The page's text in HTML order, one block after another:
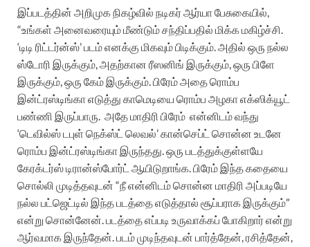
இப்படத்தின் அறிமுக நிகழ்வில் நடிகர் ஆர்யா பேசுகையில்,
“உங்கள் அனைவரையும் மீண்டும் சந்திப்பதில் மிக்க மகிழ்ச்சி.
‘டிடி ரிட்டர்ன்ஸ்’ படம் எனக்கு மிகவும் பிடிக்கும். அதில் ஒரு நல்ல
ஸ்டோரி இருக்கும், அதற்கான ரீஸனிங் இருக்கும், ஒரு பிளே
இருக்கும், ஒரு கேம் இருக்கும். பிரேம் அதை ரொம்ப
இன்ட்ரஸ்டிங்கா எடுத்து காமெடியை ரொம்ப அழகா எக்ஸிக்யூட்
பண்ணி இருப்பாரு. அதே மாதிரி பிரேம் என்னிடம் வந்து
‘டெவில்ஸ் டபுள் நெக்ஸ்ட் லெவல்’ கான்செப்ட் சொன்ன உடனே
ரொம்ப இன்ட்ரஸ்டிங்கா இருந்தது. ஒரு படத்துக்குள்ளயே
கேரக்டர்ஸ் டிரான்ஸ்போர்ட் ஆயிடுறாங்க.பிரேம் இந்த கதையை
சொல்லி முடித்தவுடன் “நீ என்னிடம் சொன்ன மாதிரி அப்படியே
நல்ல பட்ஜெட்டில் இந்த படத்தை எடுத்தால் சூப்பராக இருக்கும்”
என்று சொன்னேன். படத்தை எப்படி உருவாக்கப் போகிறார் என்று
ஆர்வமாக இருந்தேன். படம் முடிந்தவுடன் பார்த்தேன், ரசித்தேன்,